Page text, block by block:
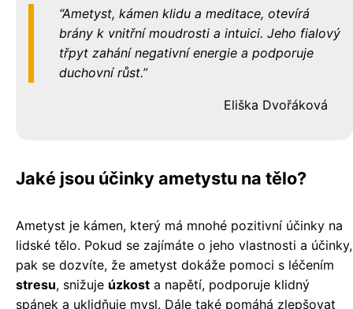
Ametyst, kámen klidu a meditace, otevírá
brány k vnitřní moudrosti a intuici. Jeho fialový
třpyt zahání negativní energie a podporuje
duchovní růst.
Eliška Dvořáková
Jaké jsou účinky ametystu na tělo?
Ametyst je kámen, který má mnohé pozitivní účinky na
lidské tělo. Pokud se zajímáte o jeho vlastnosti a účinky,
pak se dozvíte, že ametyst dokáže pomoci s léčením
stresu, snižuje úzkost a napětí, podporuje klidný
spánek a uklidňuje mysl. Dále také pomáhá zlepšovat